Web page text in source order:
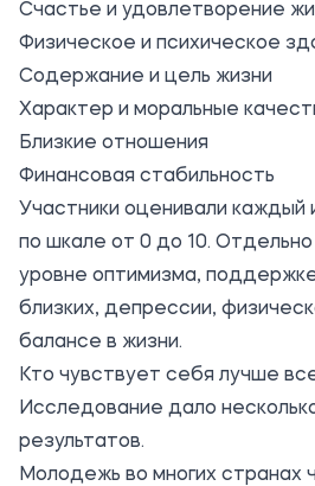
Счастье и удовлетворение
Физическое и психическое
Содержание и цель жизни
Характер и моральные
Близкие отношения
Финансовая стабильность
Участники оценивали каждый
по шкале от 0 до 10.
уровне оптимизма,
близких, депрессии,
балансе в жизни.
Кто чувствует себя лучше
Исследование дало
результатов.
Молодежь во многих странах